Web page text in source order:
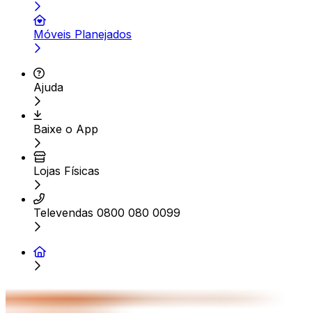
Móveis Planejados
Ajuda
Baixe o App
Lojas Físicas
Televendas 0800 080 0099